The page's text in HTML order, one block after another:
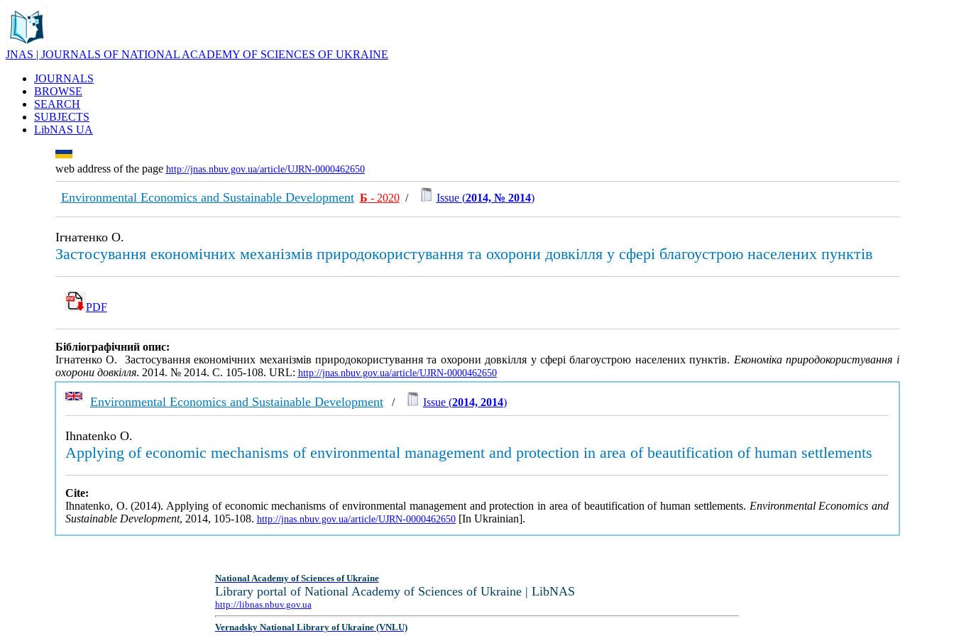
JNAS | JOURNALS OF NATIONAL ACADEMY OF SCIENCES OF UKRAINE
JOURNALS
BROWSE
SEARCH
SUBJECTS
LibNAS UA
web address of the page http://jnas.nbuv.gov.ua/article/UJRN-0000462650
Environmental Economics and Sustainable Development Б - 2020/ Issue (2014, № 2014)
Ігнатенко О.
Застосування економічних механізмів природокористування та охорони довкілля у сфері благоустрою населених пунктів
PDF
Бібліографічний опис:
Ігнатенко О. Застосування економічних механізмів природокористування та охорони довкілля у сфері благоустрою населених пунктів. Економіка природокористування і
охорони довкілля. 2014. № 2014. С. 105-108. URL: http://jnas.nbuv.gov.ua/article/UJRN-0000462650
Environmental Economics and Sustainable Development/ Issue (2014, 2014)
Ihnatenko O.
Applying of economic mechanisms of environmental management and protection in area of beautification of human settlements
Cite:
Ihnatenko, O. (2014). Applying of economic mechanisms of environmental management and protection in area of beautification of human settlements. Environmental Economics and
Sustainable Development, 2014, 105-108. http://jnas.nbuv.gov.ua/article/UJRN-0000462650[In Ukrainian].
National Academy of Sciences of Ukraine
Library portal of National Academy of Sciences of Ukraine | LibNAS
http://libnas.nbuv.gov.ua
Vernadsky National Library of Ukraine (VNLU)